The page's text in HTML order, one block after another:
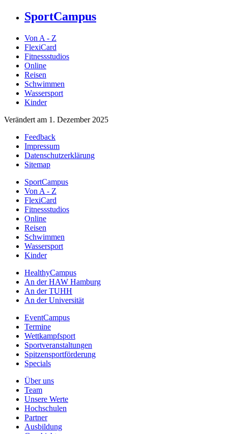
SportCampus
Von A - Z
FlexiCard
Fitnessstudios
Online
Reisen
Schwimmen
Wassersport
Kinder
Verändert am 1. Dezember 2025
Feedback
Impressum
Datenschutzerklärung
Sitemap
SportCampus
Von A - Z
FlexiCard
Fitnessstudios
Online
Reisen
Schwimmen
Wassersport
Kinder
HealthyCampus
An der HAW Hamburg
An der TUHH
An der Universität
EventCampus
Termine
Wettkampfsport
Sportveranstaltungen
Spitzensportförderung
Specials
Über uns
Team
Unsere Werte
Hochschulen
Partner
Ausbildung